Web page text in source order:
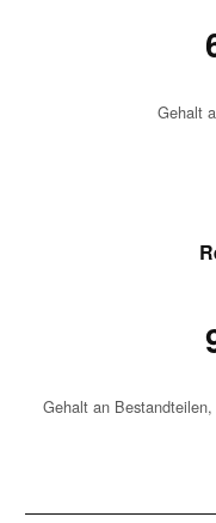
Gehalt
Gehalt an